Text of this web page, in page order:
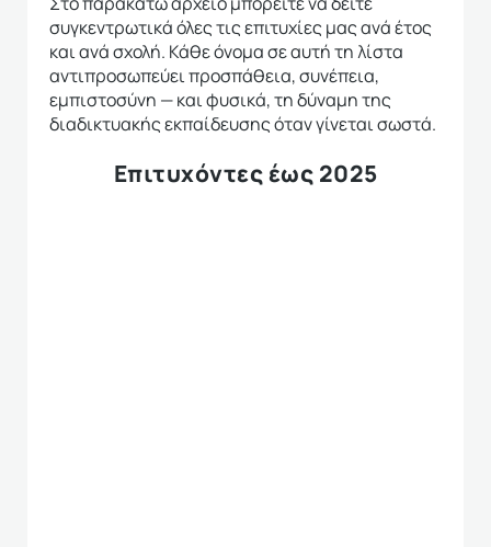
συγκεντρωτικά όλες τις επιτυχίες μας ανά έτος
και ανά σχολή. Κάθε όνομα σε αυτή τη λίστα
αντιπροσωπεύει προσπάθεια, συνέπεια,
εμπιστοσύνη — και φυσικά, τη δύναμη της
διαδικτυακής εκπαίδευσης όταν γίνεται σωστά.
Επιτυχόντες έως 2025